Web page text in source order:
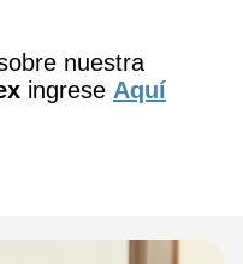
nuestra
ingrese Aquí